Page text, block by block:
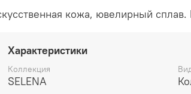
кожа, ювелирный сплав.
Характеристики
Коллекция
SELENA